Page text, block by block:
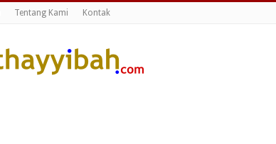
Tentang Kami Kontak